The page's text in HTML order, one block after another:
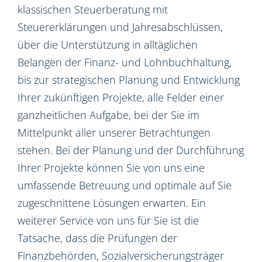
klassischen Steuerberatung mit
Steuererklärungen und Jahresabschlüssen,
über die Unterstützung in alltäglichen
Belangen der Finanz- und Lohnbuchhaltung,
bis zur strategischen Planung und Entwicklung
Ihrer zukünftigen Projekte, alle Felder einer
ganzheitlichen Aufgabe, bei der Sie im
Mittelpunkt aller unserer Betrachtungen
stehen. Bei der Planung und der Durchführung
Ihrer Projekte können Sie von uns eine
umfassende Betreuung und optimale auf Sie
zugeschnittene Lösungen erwarten. Ein
weiterer Service von uns für Sie ist die
Tatsache, dass die Prüfungen der
Finanzbehörden, Sozialversicherungsträger